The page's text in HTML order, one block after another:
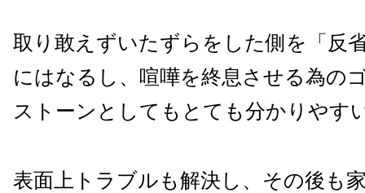
取り敢えずいたずらをした側を「反
にはなるし、喧嘩を終息させる為の
ストーンとしてもとても分かりやす
表面上トラブルも解決し、その後も